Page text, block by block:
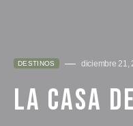
DESTINOS diciembre 21,
LA CASA